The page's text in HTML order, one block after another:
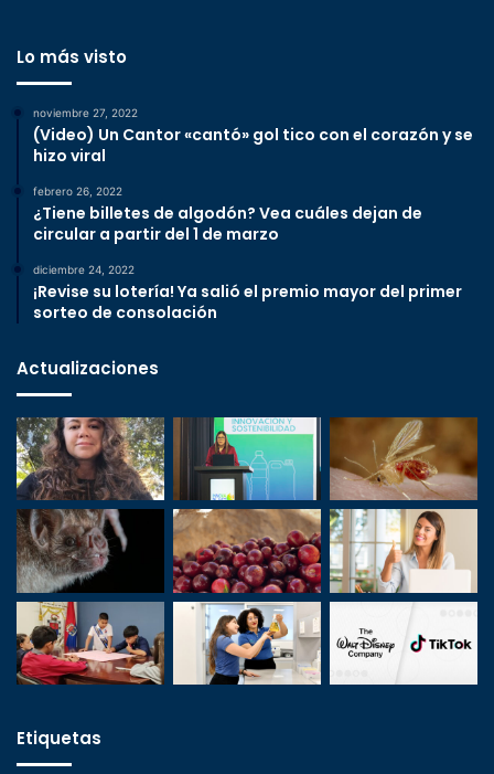
Lo más visto
noviembre 27, 2022
(Video) Un Cantor «cantó» gol tico con el corazón y se
hizo viral
febrero 26, 2022
¿Tiene billetes de algodón? Vea cuáles dejan de
circular a partir del 1 de marzo
diciembre 24, 2022
¡Revise su lotería! Ya salió el premio mayor del primer
sorteo de consolación
Actualizaciones
Etiquetas